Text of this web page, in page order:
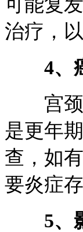
治疗，
4、
宫颈息
是更年
查，如
要炎症
5、影